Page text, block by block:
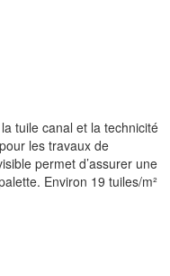
tuile canal et la technicité
les travaux de
permet d’assurer une
Environ 19 tuiles/m²